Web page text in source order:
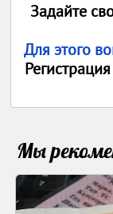
Задайте
Для этого
Мы